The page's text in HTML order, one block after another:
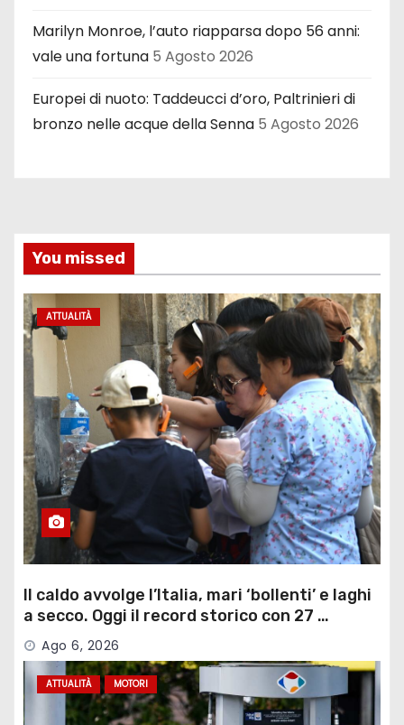
Marilyn Monroe, l’auto riapparsa dopo 56 anni:
vale una fortuna 5 Agosto 2026
Europei di nuoto: Taddeucci d’oro, Paltrinieri di
bronzo nelle acque della Senna 5 Agosto 2026
You missed
ATTUALITÀ
Il caldo avvolge l’Italia, mari ‘bollenti’ e laghi
a secco. Oggi il record storico con 27 …
Ago 6, 2026
ATTUALITÀ MOTORI